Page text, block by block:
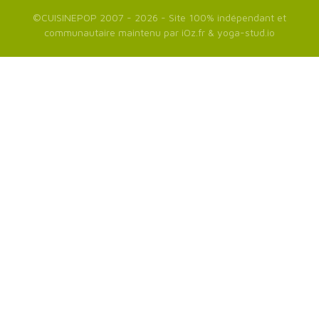
©CUISINEPOP 2007 - 2026 - Site 100% indépendant et
communautaire maintenu par iOz.fr & yoga-stud.io